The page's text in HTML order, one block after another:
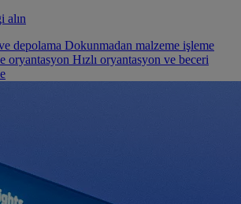
alın
depolama Dokunmadan malzeme işleme
oryantasyon Hızlı oryantasyon ve beceri